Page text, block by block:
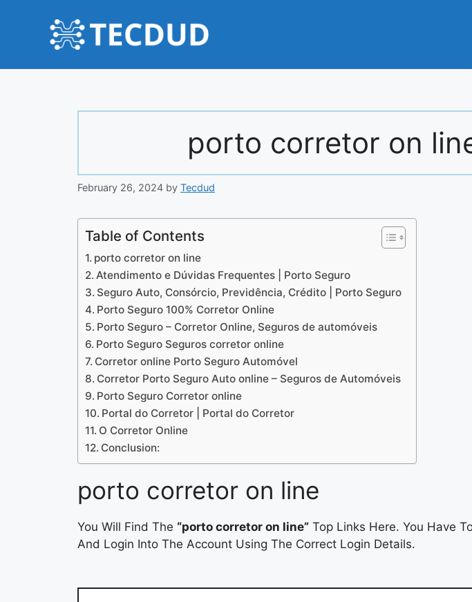
porto corretor on
February 26, 2024 by Tecdud
Table of Contents
porto corretor on line
Atendimento e Dúvidas Frequentes | Porto Seguro
Seguro Auto, Consórcio, Previdência, Crédito | Porto Seguro
Porto Seguro 100% Corretor Online
Porto Seguro – Corretor Online, Seguros de automóveis
Porto Seguro Seguros corretor online
Corretor online Porto Seguro Automóvel
Corretor Porto Seguro Auto online – Seguros de Automóveis
Porto Seguro Corretor online
Portal do Corretor | Portal do Corretor
O Corretor Online
Conclusion:
porto corretor on line
You Will Find The “porto corretor on line” Top Links Here. You Have
And Login Into The Account Using The Correct Login Details.